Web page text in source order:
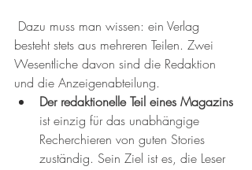
besteht stets aus mehreren Teilen. Zwei
Wesentliche davon sind die Redaktion
und die Anzeigenabteilung.
Der redaktionelle Teil eines Magazins
ist einzig für das unabhängige
Recherchieren von guten Stories
zuständig. Sein Ziel ist es, die Leser